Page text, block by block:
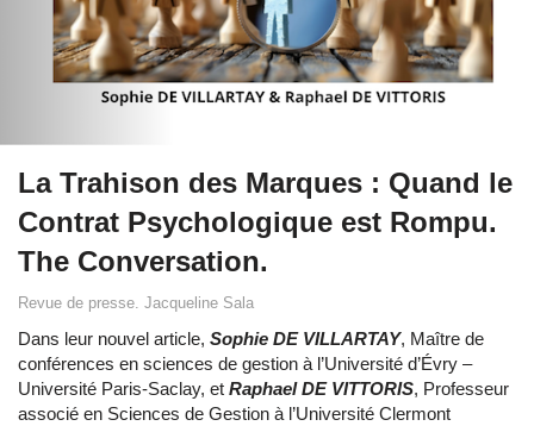
La Trahison des Marques : Quand le
Contrat Psychologique est Rompu.
The Conversation.
Revue de presse. Jacqueline Sala
Dans leur nouvel article, Sophie DE VILLARTAY, Maître de
conférences en sciences de gestion à l’Université d’Évry –
Université Paris-Saclay, et Raphael DE VITTORIS, Professeur
associé en Sciences de Gestion à l’Université Clermont